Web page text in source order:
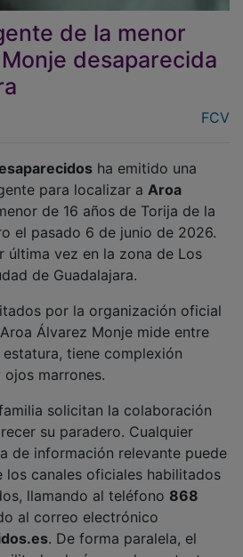
de la menor
desaparecida
para localizar aAroa
de 16 años de Torija de la
el pasado 6 de junio de 2026.
última vez en la zona de Los
de Guadalajara.
Álvarez Monje mide entre
estatura, tiene complexión
marrones.
su paradero. Cualquier
de información relevante puede
canales oficiales habilitados
llamando al teléfono868
al correo electrónico
. De forma paralela, el
el número de contacto